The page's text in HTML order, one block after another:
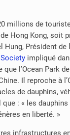
millions de
Hong Kong, soit
Hung, Président de
impliqué
que l’Ocean Park
Il reproche à
de dauphins,
que : « les
en liberté. »
infrastructures